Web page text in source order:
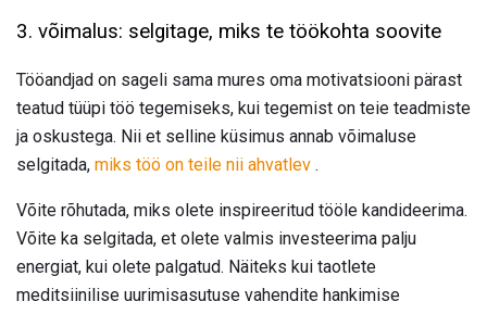
3. võimalus: selgitage, miks te töökohta soovite
Tööandjad on sageli sama mures oma motivatsiooni pärast
teatud tüüpi töö tegemiseks, kui tegemist on teie teadmiste
ja oskustega. Nii et selline küsimus annab võimaluse
selgitada, miks töö on teile nii ahvatlev .
Võite rõhutada, miks olete inspireeritud tööle kandideerima.
Võite ka selgitada, et olete valmis investeerima palju
energiat, kui olete palgatud. Näiteks kui taotlete
meditsiinilise uurimisasutuse vahendite hankimise